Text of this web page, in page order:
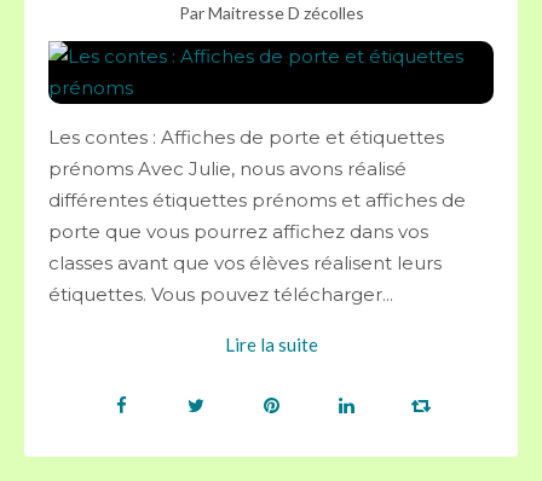
Par Maitresse D zécolles
Les contes : Affiches de porte et étiquettes
prénoms Avec Julie, nous avons réalisé
différentes étiquettes prénoms et affiches de
porte que vous pourrez affichez dans vos
classes avant que vos élèves réalisent leurs
étiquettes. Vous pouvez télécharger...
Lire la suite